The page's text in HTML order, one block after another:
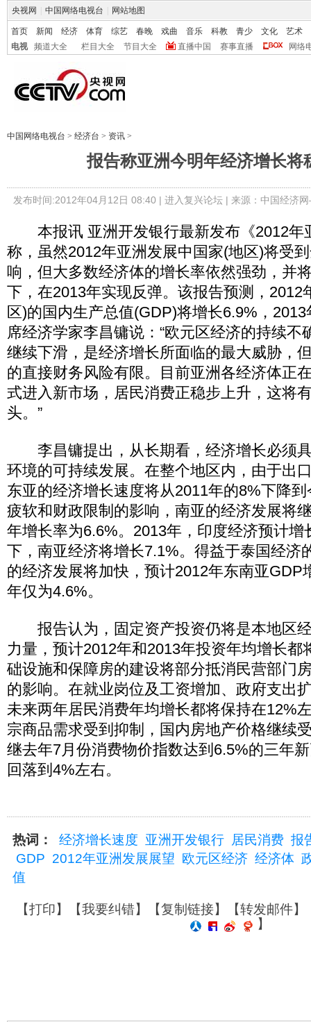
央视网 中国网络电视台 网站地图
首页 新闻 经济 体育 综艺 春晚 戏曲 音乐 科教 青少 文化
艺术
电视
频道大全 栏目大全 节目大全 直播中国 赛事直播 网络
中国网络电视台 > 经济台 > 资讯 >
报告称亚洲今明年经济增长将
发布时间:2012年04月12日 08:40 | 进入复兴论坛| 来源：中国经济
本报讯 亚洲开发银行最新发布《2012年
称，虽然2012年亚洲发展中国家(地区)将受
响，但大多数经济体的增长率依然强劲，并
下，在2013年实现反弹。该报告预测，2012
区)的国内生产总值(GDP)将增长6.9%，
席经济学家李昌镛说：“欧元区经济的持续不
继续下滑，是经济增长所面临的最大威胁，
的直接财务风险有限。目前亚洲各经济体正
式进入新市场，居民消费正稳步上升，这将
头。”
李昌镛提出，从长期看，经济增长必须
环境的可持续发展。在整个地区内，由于出
东亚的经济增长速度将从2011年的8%下降
疲软和财政限制的影响，南亚的经济发展将
年增长率为6.6%。2013年，印度经济预计增
下，南亚经济将增长7.1%。得益于泰国经济
的经济发展将加快，预计2012年东南亚GDP
年仅为4.6%。
报告认为，固定资产投资仍将是本地区
力量，预计2012年和2013年投资年均增长都
础设施和保障房的建设将部分抵消民营部门
的影响。在就业岗位及工资增加、政府支出
未来两年居民消费年均增长都将保持在12%
宗商品需求受到抑制，国内房地产价格继续
继去年7月份消费物价指数达到6.5%的三年
回落到4%左右。
热词： 经济增长速度 亚洲开发银行 居民消费 报
GDP 2012年亚洲发展展望 欧元区经济 经济体
值
【打印】【我要纠错】【复制链接】【转发邮件】
】